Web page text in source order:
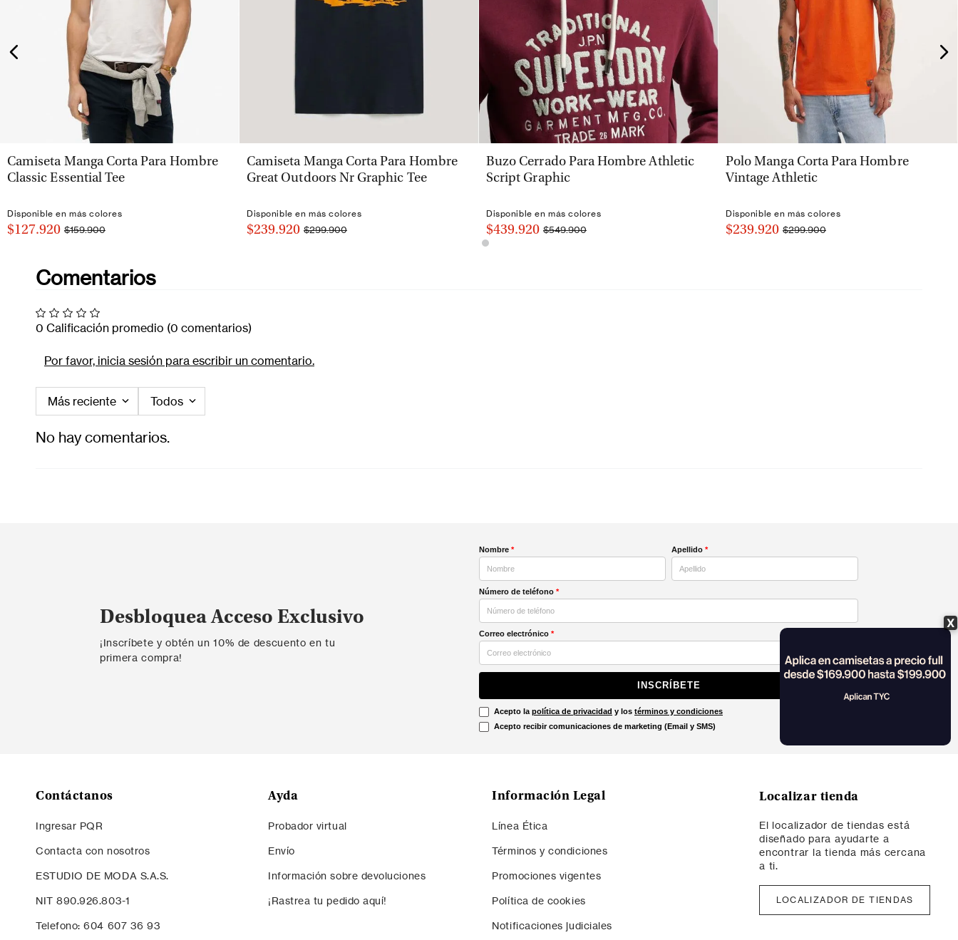
X
VISTA RÁPIDA
Camiseta Manga Corta Para Hombre
Classic Essential Tee
Disponible en más colores
$127.920 $159.900
VISTA RÁPIDA
Camiseta Manga Corta Para Hombre
Great Outdoors Nr Graphic Tee
Disponible en más colores
$239.920 $299.900
VISTA RÁPIDA
Buzo Cerrado Para Hombre Athletic
Script Graphic
Disponible en más colores
$439.920 $549.900
VISTA RÁPIDA
Polo Manga Corta Para Hombre
Vintage Athletic
Disponible en más colores
$239.920 $299.900
Comentarios
0 Calificación promedio (0 comentarios)
Por favor, inicia sesión para escribir un comentario.
Más reciente Todos
No hay comentarios.
Desbloquea Acceso Exclusivo
¡Inscríbete y obtén un 10% de descuento en tu
primera compra!
Nombre * Apellido *
Número de teléfono *
Correo electrónico *
INSCRÍBETE
Acepto la política de privacidad y los términos y condiciones
Acepto recibir comunicaciones de marketing (Email y SMS)
Contáctanos
Ingresar PQR
Contacta con nosotros
ESTUDIO DE MODA S.A.S.
NIT 890.926.803-1
Telefono: 604 607 36 93
Ayda
Probador virtual
Envío
Información sobre devoluciones
¡Rastrea tu pedido aquí!
Información Legal
Línea Ética
Términos y condiciones
Promociones vigentes
Política de cookies
Notificaciones judiciales
Localizar tienda
El localizador de tiendas está
diseñado para ayudarte a
encontrar la tienda más cercana
a ti.
LOCALIZADOR DE TIENDAS